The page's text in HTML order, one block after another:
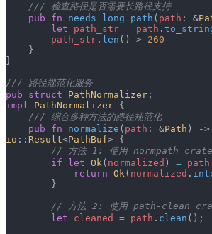
    /// 检查路径是否需要长路径支持
    pub
fn needs_long_path ( path : &
        let
path_str = path .
        path_str
. len () > 260
    }
}
/// 路径规范化服务
pub struct PathNormalizer ;
impl PathNormalizer {
    /// 综合多种方法的路径规范化
    pub
fn normalize ( path : &Path
io :: Result<PathBuf> {
        // 方法 1: 使用 normpath crate
        if
let Ok( normalized ) = path
            return
Ok( normalized .
        }
// 方法 2: 使用 path-clean
        let
cleaned = path . clean ();